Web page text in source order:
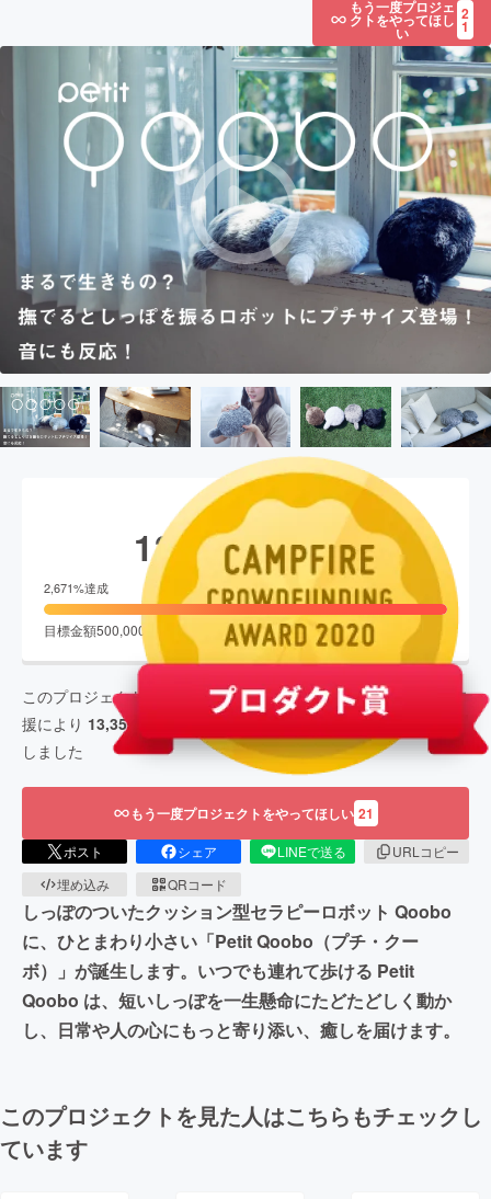
もう一度プロジェ
クトをやってほし
い
2
1
現在の支援総額
13,359,080円
2,671%達成 終了
目標金額500,000 円 支援者数 1,330
このプロジェクトは、 2020/03/27に募集を開始し、1,330
人の支
援により 13,359,080 円の資金を集め、 2020/05/10 に募集を終了
しました
もう一度プロジェクトをやってほしい 21
ポスト シェア LINEで送る
URLコピー
埋め込み
QRコード
しっぽのついたクッション型セラピーロボット Qoobo
に、ひとまわり小さい「Petit Qoobo（プチ・クー
ボ）」が誕生します。いつでも連れて歩ける Petit
Qoobo は、短いしっぽを一生懸命にたどたどしく動か
し、日常や人の心にもっと寄り添い、癒しを届けます。
このプロジェクトを見た人はこちらもチェックし
ています